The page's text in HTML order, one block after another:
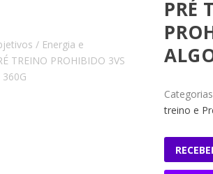
/ Energia e
TREINO PROHIBIDO 3VS
PRÉ
treino e